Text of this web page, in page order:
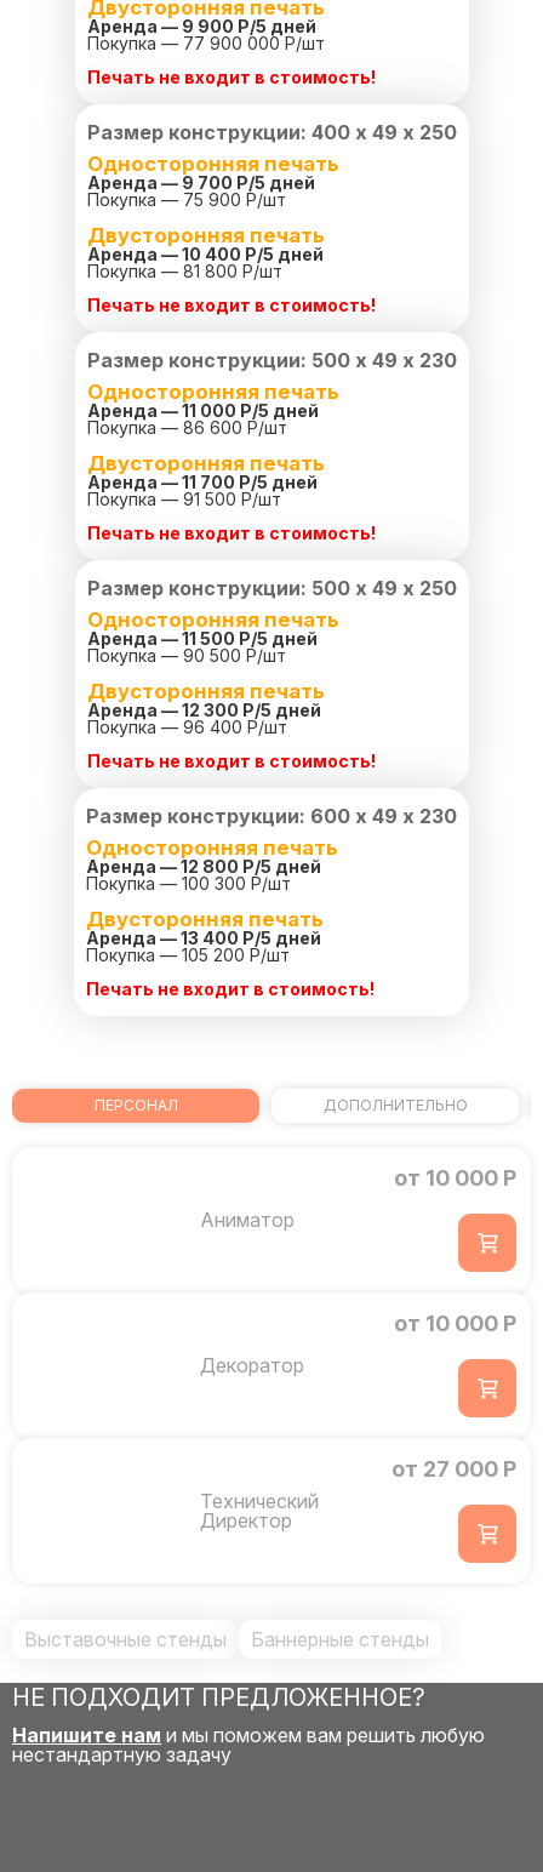
Двусторонняя печать
Аренда — 9 900 Р/5 дней
Покупка — 77 900 000 Р/шт
Печать не входит в стоимость!
Размер конструкции: 400 х 49 х 250
Односторонняя печать
Аренда — 9 700 Р/5 дней
Покупка — 75 900 Р/шт
Двусторонняя печать
Аренда — 10 400 Р/5 дней
Покупка — 81 800 Р/шт
Печать не входит в стоимость!
Размер конструкции: 500 х 49 х 230
Односторонняя печать
Аренда — 11 000 Р/5 дней
Покупка — 86 600 Р/шт
Двусторонняя печать
Аренда — 11 700 Р/5 дней
Покупка — 91 500 Р/шт
Печать не входит в стоимость!
Размер конструкции: 500 х 49 х 250
Односторонняя печать
Аренда — 11 500 Р/5 дней
Покупка — 90 500 Р/шт
Двусторонняя печать
Аренда — 12 300 Р/5 дней
Покупка — 96 400 Р/шт
Печать не входит в стоимость!
Размер конструкции: 600 х 49 х 230
Односторонняя печать
Аренда — 12 800 Р/5 дней
Покупка — 100 300 Р/шт
Двусторонняя печать
Аренда — 13 400 Р/5 дней
Покупка — 105 200 Р/шт
Печать не входит в стоимость!
ПЕРСОНАЛ ДОПОЛНИТЕЛЬНО
Аниматор
от 10 000 Р
Декоратор
от 10 000 Р
Технический
Директор
от 27 000 Р
Выставочные стенды Баннерные стенды
НЕ ПОДХОДИТ ПРЕДЛОЖЕННОЕ?
Напишите нам и мы поможем вам решить любую
нестандартную задачу